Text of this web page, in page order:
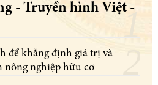
- Truyền hình Việt -
để khẳng định giá trị và
nông nghiệp hữu cơ